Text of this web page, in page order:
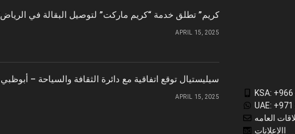
“كريم” تطلق خدمة “كريم ماركت” لتوصيل البقالة في الرياض
APRIL 15, 2025
سيليستيال توقع اتفاقية مع دائرة الثقافة والسياحة – أبوظبي
APRIL 15, 2025
KSA:
UAE:
العامه
االاعلانات